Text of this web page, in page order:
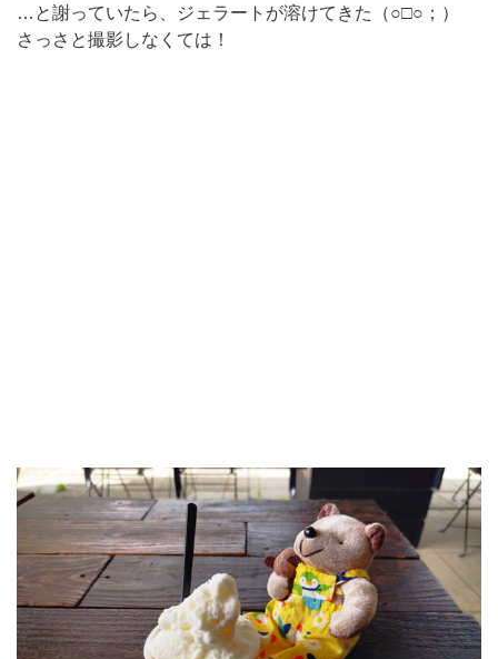
…と謝っていたら、ジェラートが溶けてきた（○□○；）
さっさと撮影しなくては！